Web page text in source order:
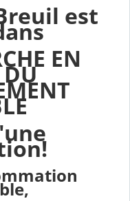
est
EN
DU